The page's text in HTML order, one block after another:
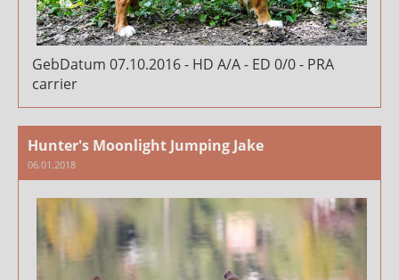
GebDatum 07.10.2016 - HD A/A - ED 0/0 - PRA
carrier
Hunter's Moonlight Jumping Jake
06.01.2018